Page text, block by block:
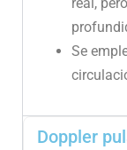
real,
Se
Doppler